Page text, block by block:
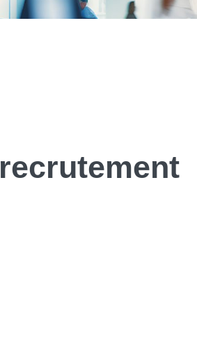
recrutement